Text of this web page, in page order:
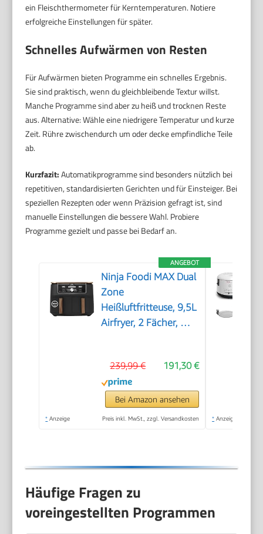
ein Fleischthermometer für Kerntemperaturen. Notiere
erfolgreiche Einstellungen für später.
Schnelles Aufwärmen von Resten
Für Aufwärmen bieten Programme ein schnelles Ergebnis.
Sie sind praktisch, wenn du gleichbleibende Textur willst.
Manche Programme sind aber zu heiß und trocknen Reste
aus. Alternative: Wähle eine niedrigere Temperatur und kurze
Zeit. Rühre zwischendurch um oder decke empfindliche Teile
ab.
Kurzfazit:Automatikprogramme sind besonders nützlich bei
repetitiven, standardisierten Gerichten und für Einsteiger. Bei
speziellen Rezepten oder wenn Präzision gefragt ist, sind
manuelle Einstellungen die bessere Wahl. Probiere
Programme gezielt und passe bei Bedarf an.
ANGEBOT
Ninja Foodi MAX Dual
Zone
Heißluftfritteuse, 9,5L
Airfryer, 2 Fächer, mit
spülmaschinenfeste
Körbe, 6-in-1,
Amazon Exklusiv,
Kupfer/Schwarz,
191,30 €
239,99 €
Bei Amazon ansehen
* Anzeige Preis inkl. MwSt., zzgl. Versandkosten * Anzeige
Häufige Fragen zu
voreingestellten Programmen